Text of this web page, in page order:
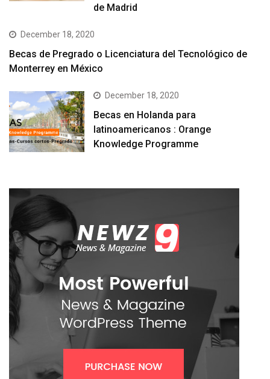
de Madrid
December 18, 2020
Becas de Pregrado o Licenciatura del Tecnológico de
Monterrey en México
December 18, 2020
Becas en Holanda para
latinoamericanos : Orange
Knowledge Programme